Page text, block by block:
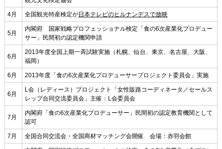
4月 全国観光特産検定が日本テレビのヒルナンデスで放映
5月
内閣府 国家戦略プロフェッショナル検定「食の6次産業化プロデュー
サー」民間初の認定機関申請
6月
2013年度全国上期一斉試験実施（札幌、仙台、東京、名古屋、大阪、
福岡）
6月 2013年度「食の6次産業化プロデューサープロジェクト委員会」実施
6月
L会（レディース）プロジェクト「女性販路コーディネータ／セールス
レップ合同交流委員会」主催：L会委員会
7月
内閣府「食の6次産業化プロデューサー」民間初の認定教育機関として
認可
7月 全国合同交流会・全国商材マッチング会開催 会場：赤羽会館